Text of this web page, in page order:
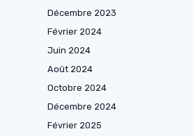
Décembre 2023
Février 2024
Juin 2024
Août 2024
Octobre 2024
Décembre 2024
Février 2025